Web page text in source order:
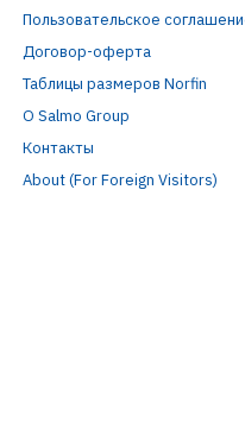
Пользовательское
Договор-оферта
Таблицы размеров Norfin
О Salmo Group
Контакты
About (For Foreign Visitors)